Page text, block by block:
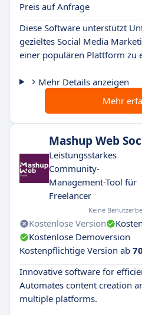
Preis auf Anfrage
Diese Software unterstützt
gezieltes Social Media
einer populären Plattform zu
Mehr Details anzeigen
Mehr
Mashup Web
Leistungsstarkes
Community-
Management-Tool für
Freelancer
Keine
Kostenlose Version
Kostenlose Demoversion
Kostenpflichtige Version ab
Innovative software for
Automates content creation
multiple platforms.